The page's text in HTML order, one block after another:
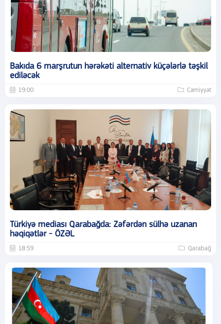
Bakıda 6 marşrutun hərəkəti alternativ küçələrlə təşkil
ediləcək
19:00 Cəmiyyət
Türkiyə mediası Qarabağda: Zəfərdən sülhə uzanan
həqiqətlər - ÖZƏL
18:59 Qarabağ